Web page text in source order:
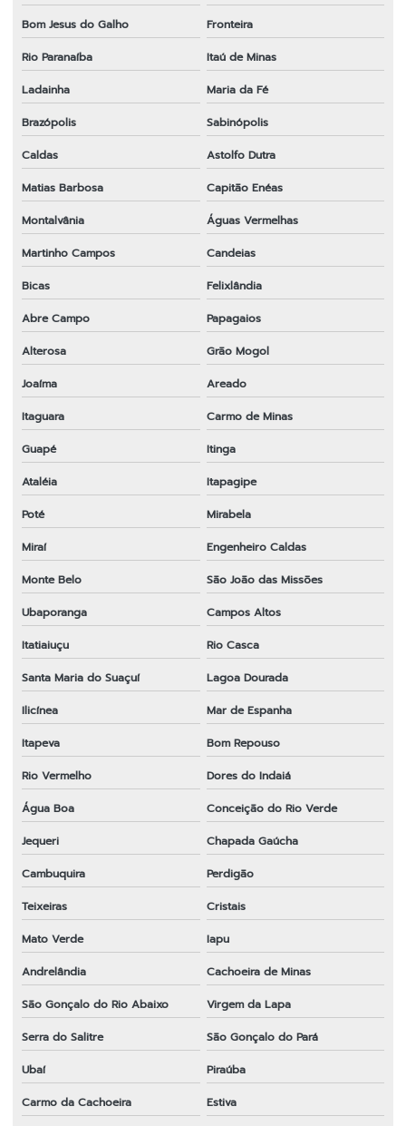
Bom Jesus do Galho
Fronteira
Rio Paranaíba
Itaú de Minas
Ladainha
Maria da Fé
Brazópolis
Sabinópolis
Caldas
Astolfo Dutra
Matias Barbosa
Capitão Enéas
Montalvânia
Águas Vermelhas
Martinho Campos
Candeias
Bicas
Felixlândia
Abre Campo
Papagaios
Alterosa
Grão Mogol
Joaíma
Areado
Itaguara
Carmo de Minas
Guapé
Itinga
Ataléia
Itapagipe
Poté
Mirabela
Miraí
Engenheiro Caldas
Monte Belo
São João das Missões
Ubaporanga
Campos Altos
Itatiaiuçu
Rio Casca
Santa Maria do Suaçuí
Lagoa Dourada
Ilicínea
Mar de Espanha
Itapeva
Bom Repouso
Rio Vermelho
Dores do Indaiá
Água Boa
Conceição do Rio Verde
Jequeri
Chapada Gaúcha
Cambuquira
Perdigão
Teixeiras
Cristais
Mato Verde
Iapu
Andrelândia
Cachoeira de Minas
São Gonçalo do Rio Abaixo
Virgem da Lapa
Serra do Salitre
São Gonçalo do Pará
Ubaí
Piraúba
Carmo da Cachoeira
Estiva